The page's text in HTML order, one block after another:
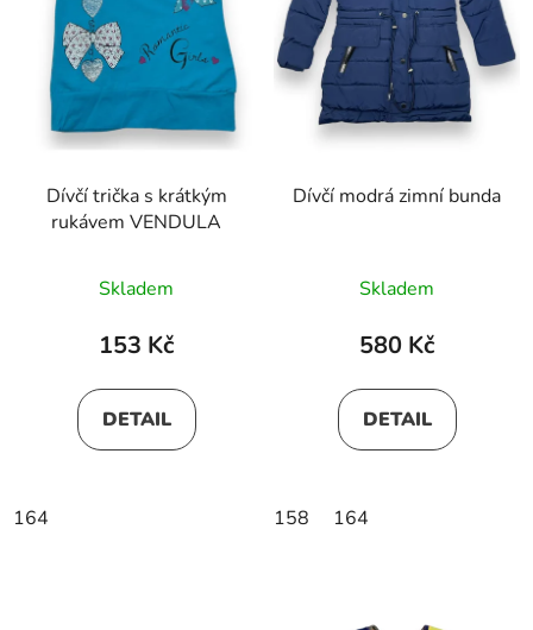
Dívčí trička s krátkým
rukávem VENDULA
Skladem
153 Kč
DETAIL
164
Dívčí modrá zimní bunda
Skladem
580 Kč
DETAIL
158 164